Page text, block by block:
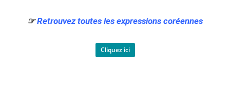
☞Retrouvez toutes les expressions coréennes
Cliquez ici